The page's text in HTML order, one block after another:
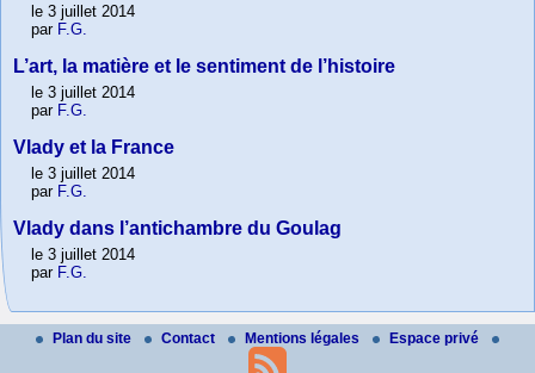
le 3 juillet 2014
par F.G.
L’art, la matière et le sentiment de l’histoire
le 3 juillet 2014
par F.G.
Vlady et la France
le 3 juillet 2014
par F.G.
Vlady dans l’antichambre du Goulag
le 3 juillet 2014
par F.G.
Plan du site Contact Mentions légales Espace privé